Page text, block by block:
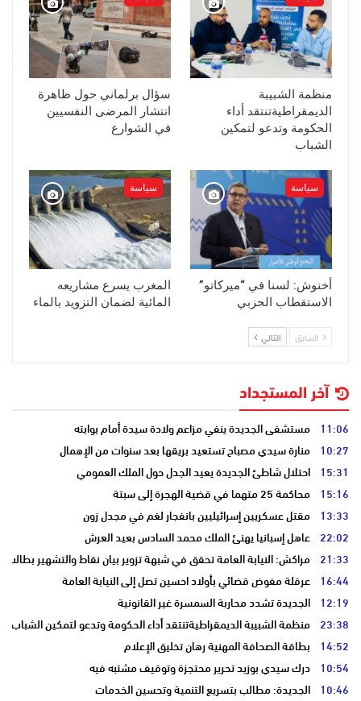
منظمة الشبيبة
الديمقراطيةتنتقد أداء
الحكومة وتدعو لتمكين
الشباب
سؤال برلماني حول ظاهرة
انتشار المرضى النفسيين
في الشوارع
سياسة
أخنوش: لسنا في “ميركاتو”
الاستقطاب الحزبي
سياسة
المغرب يسرع مشاريعه
المائية لضمان التزويد بالماء
السابق التالي
آخر المستجداد
11:06 مستشفى الجديدة ينفي مزاعم ولادة سيدة أمام بوابته
10:27 منارة سيدي مصباح تستعيد بريقها بعد سنوات من الإهمال
15:31 احتلال شاطئ الجديدة يعيد الجدل حول الملك العمومي
15:16 محاكمة 25 متهما في قضية الهجرة إلى سبتة
13:33 مقتل عسكريين إسرائيليين بانفجار لغم في مجدل زون
22:02 عاهل إسبانيا يهنئ الملك محمد السادس بعيد العرش
21:33 مراكش: النيابة العامة تحقق في شبهة تزوير بيان نقاط والتشهير بطالب
16:44 عرقلة مفوض قضائي بأولاد احسين تصل إلى النيابة العامة
12:19 الجديدة تشدد محاربة السمسرة غير القانونية
23:38 منظمة الشبيبة الديمقراطيةتنتقد أداء الحكومة وتدعو لتمكين الشباب
14:52 بطاقة الصحافة المهنية رهان تخليق الإعلام
10:54 درك سيدي بوزيد تحرير محتجزة وتوقيف مشتبه فيه
10:46 الجديدة: مطالب بتسريع التنمية وتحسين الخدمات